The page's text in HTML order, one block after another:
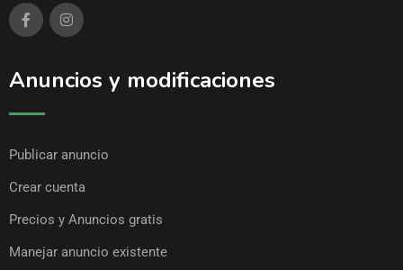
Anuncios y modificaciones
Publicar anuncio
Crear cuenta
Precios y Anuncios gratis
Manejar anuncio existente